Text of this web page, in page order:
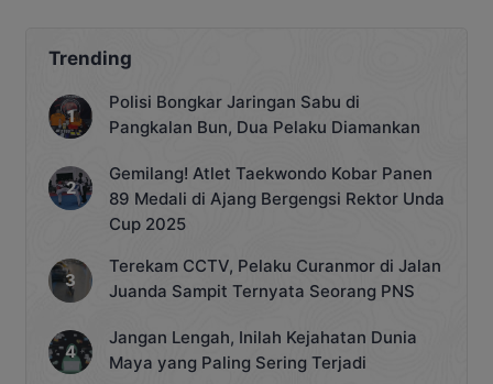
Trending
Polisi Bongkar Jaringan Sabu di
Pangkalan Bun, Dua Pelaku Diamankan
Gemilang! Atlet Taekwondo Kobar Panen
89 Medali di Ajang Bergengsi Rektor Unda
Cup 2025
Terekam CCTV, Pelaku Curanmor di Jalan
Juanda Sampit Ternyata Seorang PNS
Jangan Lengah, Inilah Kejahatan Dunia
Maya yang Paling Sering Terjadi